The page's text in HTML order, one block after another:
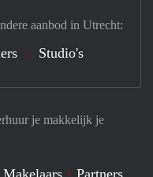
je makkelijk je
Partners
aanbod in Utrecht:
Studio's